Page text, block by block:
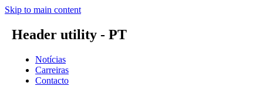
Skip to main content
Header utility - PT
Notícias
Carreiras
Contacto